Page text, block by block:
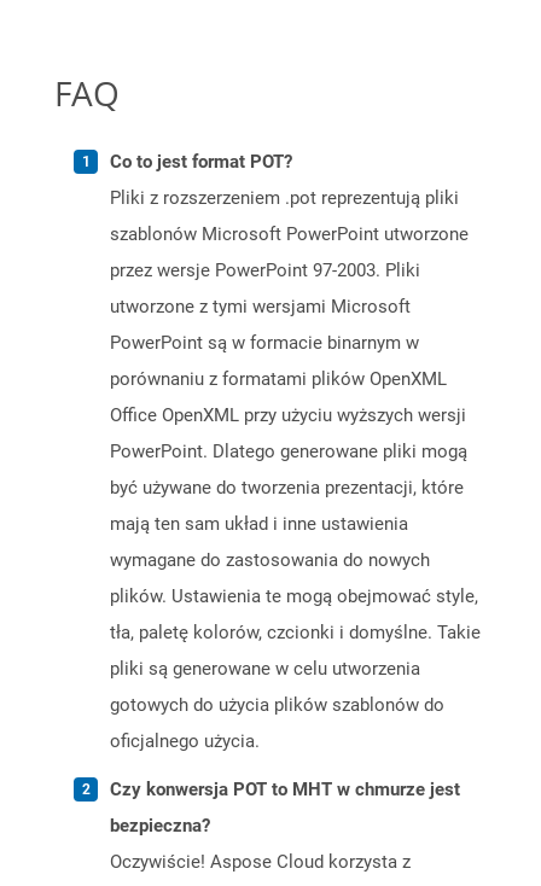
FAQ
Co to jest format POT?
Pliki z rozszerzeniem .pot reprezentują pliki
szablonów Microsoft PowerPoint utworzone
przez wersje PowerPoint 97-2003. Pliki
utworzone z tymi wersjami Microsoft
PowerPoint są w formacie binarnym w
porównaniu z formatami plików OpenXML
Office OpenXML przy użyciu wyższych wersji
PowerPoint. Dlatego generowane pliki mogą
być używane do tworzenia prezentacji, które
mają ten sam układ i inne ustawienia
wymagane do zastosowania do nowych
plików. Ustawienia te mogą obejmować style,
tła, paletę kolorów, czcionki i domyślne. Takie
pliki są generowane w celu utworzenia
gotowych do użycia plików szablonów do
oficjalnego użycia.
Czy konwersja POT to MHT w chmurze jest
bezpieczna?
Oczywiście! Aspose Cloud korzysta z